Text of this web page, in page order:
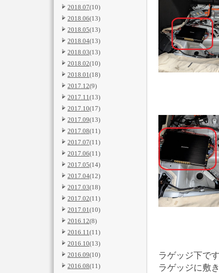
2018.07(10)
2018.06(13)
2018.05(13)
2018.04(13)
2018.03(13)
2018.02(10)
2018.01(18)
2017.12(9)
2017.11(13)
2017.10(17)
2017.09(13)
2017.08(11)
2017.07(11)
2017.06(11)
2017.05(14)
2017.04(12)
2017.03(18)
2017.02(11)
2017.01(10)
2016.12(8)
2016.11(11)
2016.10(13)
2016.09(10)
2016.08(11)
ラゲッジ下で
ラゲッジに敷